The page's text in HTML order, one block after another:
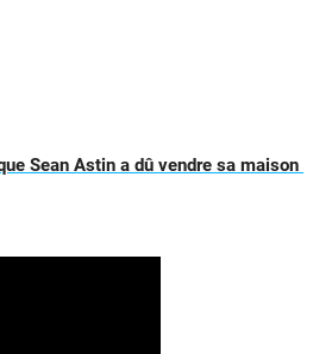
Sean Astin a dû vendre sa maison